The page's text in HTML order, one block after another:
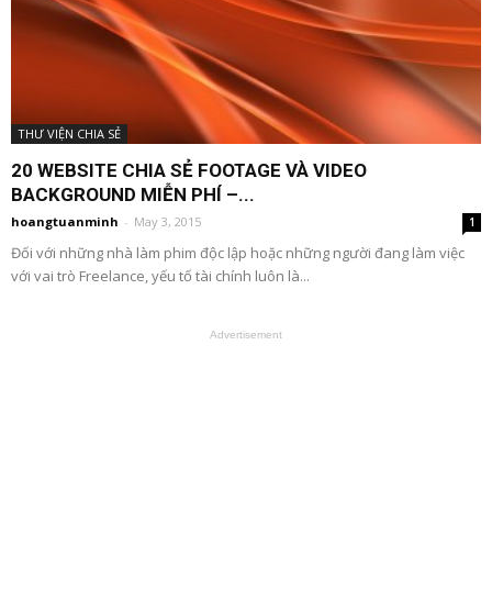
THƯ VIỆN CHIA SẺ
20 WEBSITE CHIA SẺ FOOTAGE VÀ VIDEO
BACKGROUND MIỄN PHÍ –...
hoangtuanminh - May 3, 2015 1
Đối với những nhà làm phim độc lập hoặc những người đang làm việc
với vai trò Freelance, yếu tố tài chính luôn là...
Advertisement